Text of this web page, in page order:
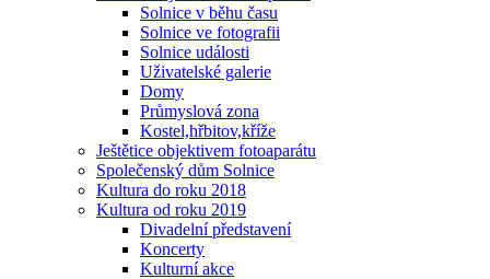
Solnice v běhu času
Solnice ve fotografii
Solnice události
Uživatelské galerie
Domy
Průmyslová zona
Kostel,hřbitov,kříže
Ještětice objektivem fotoaparátu
Společenský dům Solnice
Kultura do roku 2018
Kultura od roku 2019
Divadelní představení
Koncerty
Kulturní akce